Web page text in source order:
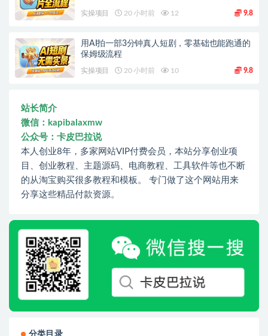
实操项目 20 小时前 12 9.8
用AI拍一部3分钟真人短剧，零基础也能跑通的
保姆级流程
实操项目 20 小时前 10 9.8
站长简介
微信：kapibalaxmw
公众号：卡皮巴拉说
本人创业8年，多家网站VIP付费会员，本站分享创业项
目、创业教程、主题源码、电商教程、工具软件等也不断
的从淘宝购买很多教程和模板。 专门做了这个网站用来
分享这些精品付款资源。
分类目录